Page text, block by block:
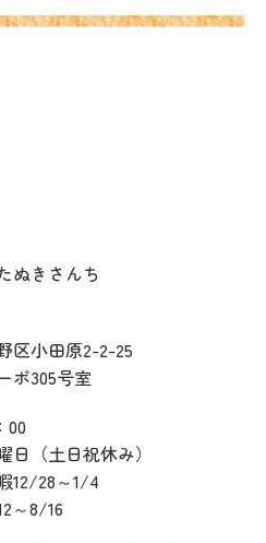
ぬきさんち
区小田原2-2-25
ポ305号室
00
日（土日祝休み）
12/28～1/4
～8/16